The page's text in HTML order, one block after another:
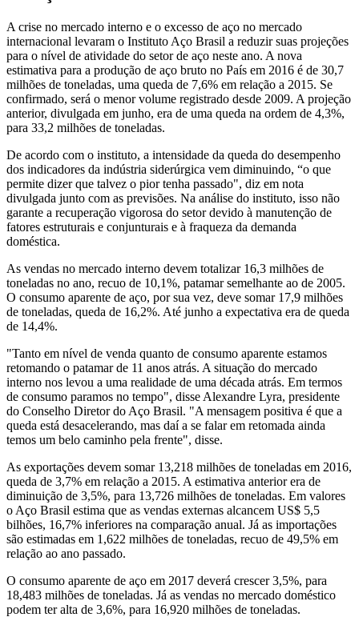
A crise no mercado interno e o excesso de aço no mercado
internacional levaram o Instituto Aço Brasil a reduzir suas projeções
para o nível de atividade do setor de aço neste ano. A nova
estimativa para a produção de aço bruto no País em 2016 é de 30,7
milhões de toneladas, uma queda de 7,6% em relação a 2015. Se
confirmado, será o menor volume registrado desde 2009. A projeção
anterior, divulgada em junho, era de uma queda na ordem de 4,3%,
para 33,2 milhões de toneladas.
De acordo com o instituto, a intensidade da queda do desempenho
dos indicadores da indústria siderúrgica vem diminuindo, “o que
permite dizer que talvez o pior tenha passado", diz em nota
divulgada junto com as previsões. Na análise do instituto, isso não
garante a recuperação vigorosa do setor devido à manutenção de
fatores estruturais e conjunturais e à fraqueza da demanda
doméstica.
As vendas no mercado interno devem totalizar 16,3 milhões de
toneladas no ano, recuo de 10,1%, patamar semelhante ao de 2005.
O consumo aparente de aço, por sua vez, deve somar 17,9 milhões
de toneladas, queda de 16,2%. Até junho a expectativa era de queda
de 14,4%.
"Tanto em nível de venda quanto de consumo aparente estamos
retomando o patamar de 11 anos atrás. A situação do mercado
interno nos levou a uma realidade de uma década atrás. Em termos
de consumo paramos no tempo", disse Alexandre Lyra, presidente
do Conselho Diretor do Aço Brasil. "A mensagem positiva é que a
queda está desacelerando, mas daí a se falar em retomada ainda
temos um belo caminho pela frente", disse.
As exportações devem somar 13,218 milhões de toneladas em 2016,
queda de 3,7% em relação a 2015. A estimativa anterior era de
diminuição de 3,5%, para 13,726 milhões de toneladas. Em valores
o Aço Brasil estima que as vendas externas alcancem US$ 5,5
bilhões, 16,7% inferiores na comparação anual. Já as importações
são estimadas em 1,622 milhões de toneladas, recuo de 49,5% em
relação ao ano passado.
O consumo aparente de aço em 2017 deverá crescer 3,5%, para
18,483 milhões de toneladas. Já as vendas no mercado doméstico
podem ter alta de 3,6%, para 16,920 milhões de toneladas.